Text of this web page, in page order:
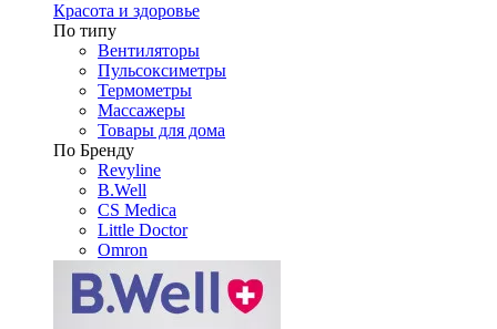
Красота и здоровье
По типу
Вентиляторы
Пульсоксиметры
Термометры
Массажеры
Товары для дома
По Бренду
Revyline
B.Well
CS Medica
Little Doctor
Omron